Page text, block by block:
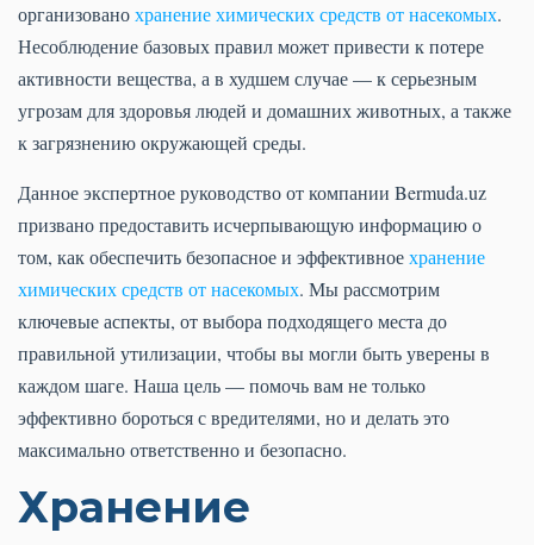
организованохранение химических средств от насекомых.
Несоблюдение базовых правил может привести к потере
активности вещества, а в худшем случае — к серьезным
угрозам для здоровья людей и домашних животных, а также
к загрязнению окружающей среды.
Данное экспертное руководство от компании Bermuda.uz
призвано предоставить исчерпывающую информацию о
том, как обеспечить безопасное и эффективноехранение
химических средств от насекомых. Мы рассмотрим
ключевые аспекты, от выбора подходящего места до
правильной утилизации, чтобы вы могли быть уверены в
каждом шаге. Наша цель — помочь вам не только
эффективно бороться с вредителями, но и делать это
максимально ответственно и безопасно.
Хранение